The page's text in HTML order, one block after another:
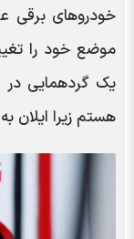
خودروهای برقی
موضع خود را
یک گردهمایی در
هستم زیرا ایلان